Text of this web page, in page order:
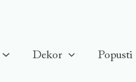
Dekor Popusti